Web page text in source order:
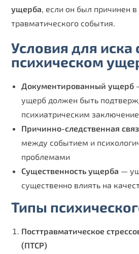
ущерба, если он был причинен в
травматического события.
Условия для иска
психическом
Документированный ущерб
ущерб должен быть
психиатрическим
Причинно-следственная
между событием и
проблемами
Существенность ущерба —
существенно влиять на
Типы
Посттравматическое
(ПТСР)